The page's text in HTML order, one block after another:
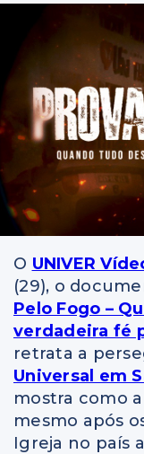
O UNIVER
(29), o
Pelo Fogo –
verdadeira fé
retrata a
Universal em
mostra como
mesmo após
Igreja no país